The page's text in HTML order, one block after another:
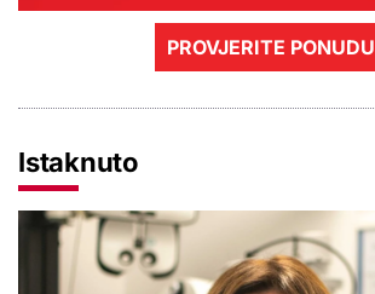
PROVJERITE PONUDU
Istaknuto